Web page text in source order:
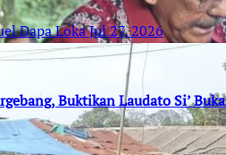
Dapa LokaJul 27, 2026
Buktikan Laudato Si’